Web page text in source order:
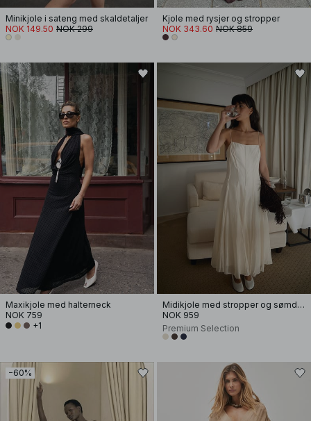
Minikjole i sateng med skaldetaljer
NOK 149.50 NOK 299
Kjole med rysjer og stropper
NOK 343.60 NOK 859
Maxikjole med halterneck
NOK 759
+1
Midikjole med stropper og sømdetaljer
NOK 959
Premium Selection
−60%